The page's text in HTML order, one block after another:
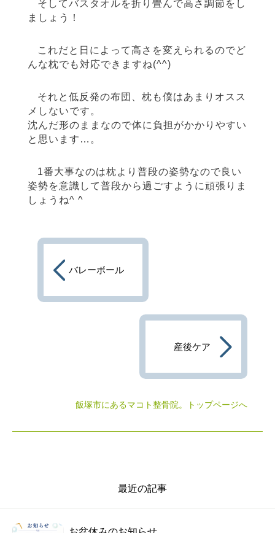
そしてバスタオルを折り畳んで高さ調節をし
ましょう！
これだと日によって高さを変えられるのでど
んな枕でも対応できますね(^^)
それと低反発の布団、枕も僕はあまりオスス
メしないです。
沈んだ形のままなので体に負担がかかりやすい
と思います…。
1番大事なのは枕より普段の姿勢なので良い
姿勢を意識して普段から過ごすように頑張りま
しょうね^ ^
バレーボール
産後ケア
飯塚市にあるマコト整骨院。トップページへ
最近の記事